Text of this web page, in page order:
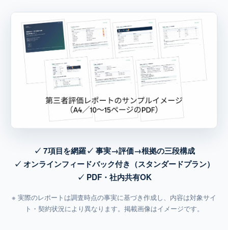
✓ 7項目を網羅✓ 事実→評価→根拠の三段構成
✓ オンラインフィードバック付き（スタンダードプラン）
✓ PDF・社内共有OK
※ 実際のレポートは調査時点の事実に基づき作成し、内容は対象サイ
ト・契約状況により異なります。掲載画像はイメージです。